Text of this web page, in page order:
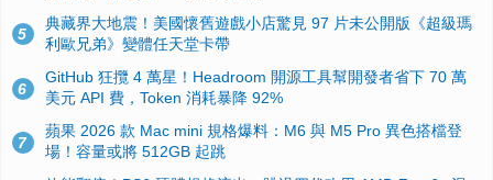
5
典藏界大地震！美國懷舊遊戲小店驚見 97 片未公開版《超級瑪
利歐兄弟》變體任天堂卡帶
6
GitHub 狂攬 4 萬星！Headroom 開源工具幫開發者省下 70 萬
美元 API 費，Token 消耗暴降 92%
7
蘋果 2026 款 Mac mini 規格爆料：M6 與 M5 Pro 異色搭檔登
場！容量或將 512GB 起跳